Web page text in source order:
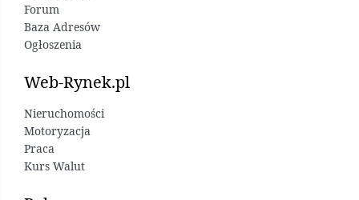
Forum
Baza Adresów
Ogłoszenia
Web-Rynek.pl
Nieruchomości
Motoryzacja
Praca
Kurs Walut